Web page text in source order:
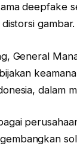
deepfake
gambar.
General
dalam